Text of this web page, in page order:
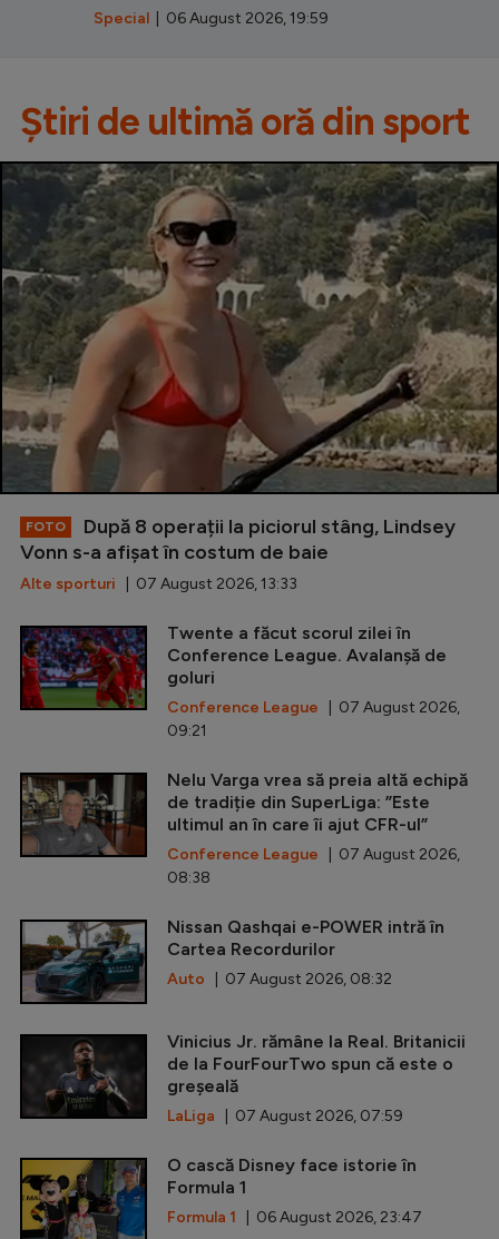
Special | 06 August 2026, 19:59
Știri de ultimă oră din sport
FOTO
După 8 operații la piciorul stâng, Lindsey
Vonn s-a afișat în costum de baie
Alte sporturi | 07 August 2026, 13:33
Twente a făcut scorul zilei în
Conference League. Avalanșă de
goluri
Conference League | 07 August 2026,
09:21
Nelu Varga vrea să preia altă echipă
de tradiție din SuperLiga: ”Este
ultimul an în care îi ajut CFR-ul”
Conference League | 07 August 2026,
08:38
Nissan Qashqai e-POWER intră în
Cartea Recordurilor
Auto | 07 August 2026, 08:32
Vinicius Jr. rămâne la Real. Britanicii
de la FourFourTwo spun că este o
greșeală
LaLiga | 07 August 2026, 07:59
O cască Disney face istorie în
Formula 1
Formula 1 | 06 August 2026, 23:47